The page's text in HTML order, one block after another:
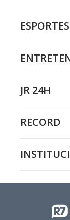
ESPORTES
JR 24H
RECORD